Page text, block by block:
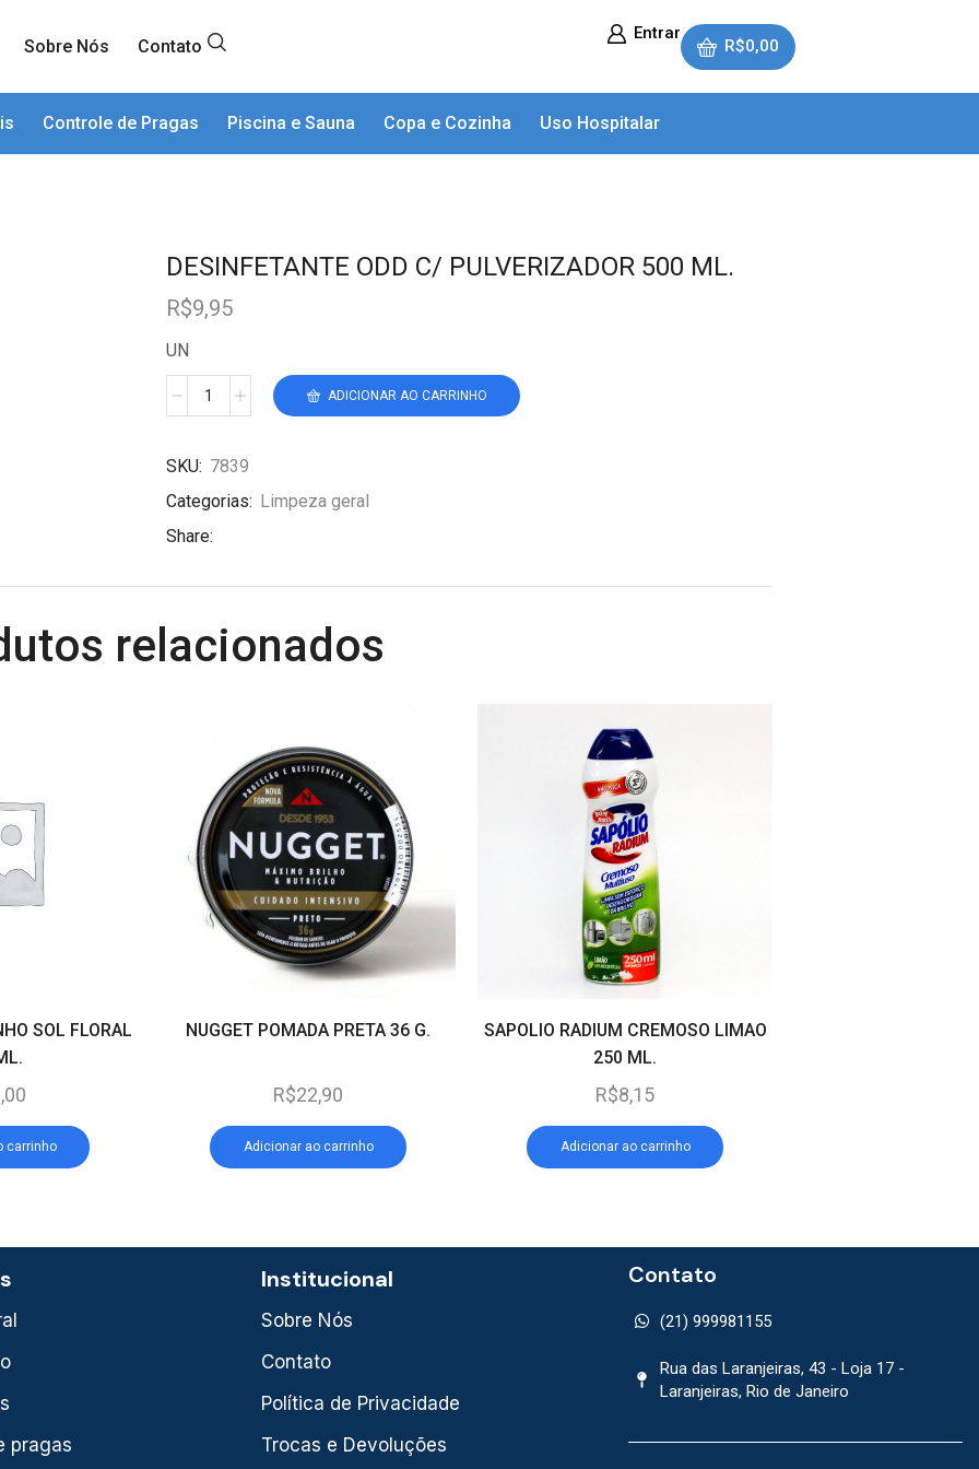
Sobre Nós Contato
Entrar
R$0,00
Controle de Pragas Piscina e Sauna Copa e Cozinha Uso Hospitalar
DESINFETANTE ODD C/ PULVERIZADOR 500 ML.
R$9,95
UN
ADICIONAR AO CARRINHO
SKU: 7839
Categorias: Limpeza geral
Share:
relacionados
SOL FLORAL
carrinho
NUGGET POMADA PRETA 36 G.
R$22,90
Adicionar ao carrinho
SAPOLIO RADIUM CREMOSO LIMAO
250 ML.
R$8,15
Adicionar ao carrinho
pragas
Institucional
Sobre Nós
Contato
Política de Privacidade
Trocas e Devoluções
Contato
(21) 999981155
Rua das Laranjeiras, 43 - Loja 17 -
Laranjeiras, Rio de Janeiro